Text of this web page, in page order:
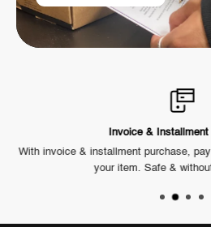
Invoice &
With invoice & installment purchase,
your item. Safe &